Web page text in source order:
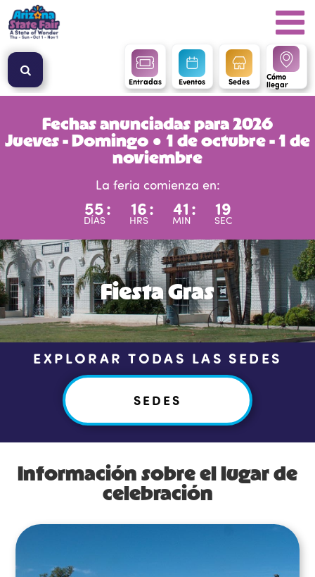
Entradas Eventos Sedes Cómo
llegar
Fechas anunciadas para 2026
Jueves - Domingo ● 1 de octubre - 1 de
noviembre
La feria comienza en:
55
DÍAS
: 16
HRS
: 41
MIN
: 18
SEC
Fiesta Gras
EXPLORAR TODAS LAS SEDES
SEDES
Información sobre el lugar de
celebración